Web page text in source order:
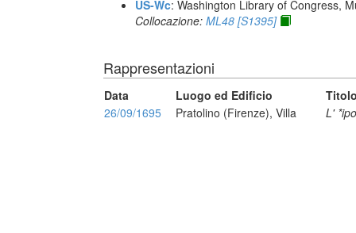
US-Wc: Washington Library of Congress,
Collocazione: ML48 [S1395]
Rappresentazioni
Data Luogo ed Edificio
26/09/1695
Pratolino (Firenze), Villa L'